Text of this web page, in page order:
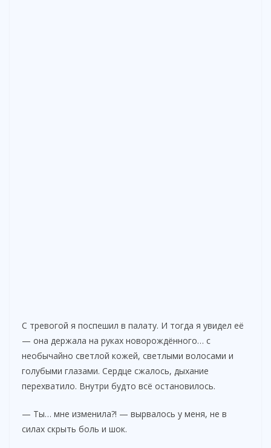
С тревогой я поспешил в палату. И тогда я увидел её
— она держала на руках новорождённого… с
необычайно светлой кожей, светлыми волосами и
голубыми глазами. Сердце сжалось, дыхание
перехватило. Внутри будто всё остановилось.
— Ты… мне изменила?! — вырвалось у меня, не в
силах скрыть боль и шок.